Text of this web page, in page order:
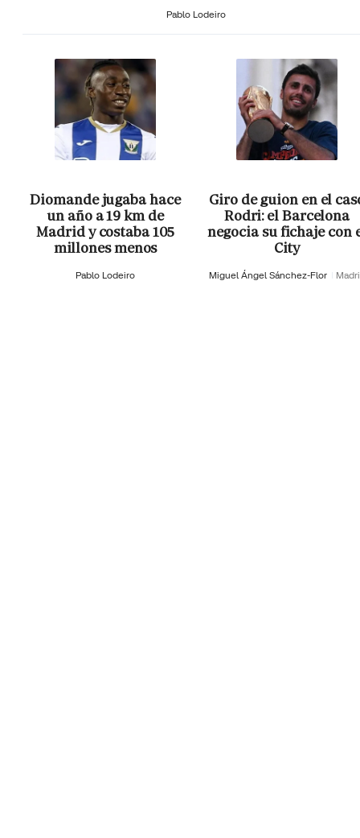
Pablo Lodeiro
Diomande jugaba hace
un año a 19 km de
Madrid y costaba 105
millones menos
Pablo Lodeiro
Giro de guion en el
Rodri: el Barcelona
negocia su fichaje con
City
Miguel Ángel Sánchez-Flor